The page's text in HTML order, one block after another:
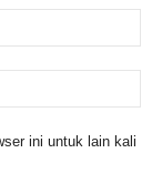
ini untuk lain kali